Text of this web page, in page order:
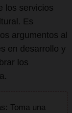
los servicios
Es
argumentos al
en desarrollo y
los
Toma una